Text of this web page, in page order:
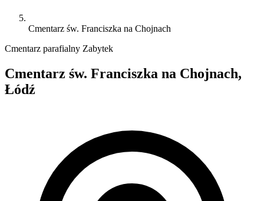
Cmentarz św. Franciszka na Chojnach
Cmentarz parafialny Zabytek
Cmentarz św. Franciszka na Chojnach,
Łódź